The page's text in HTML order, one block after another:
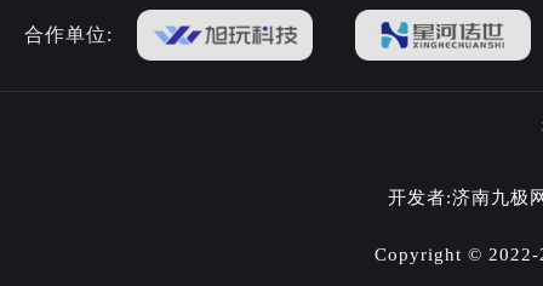
合作单位:
开发者:济南九
Copyright ©